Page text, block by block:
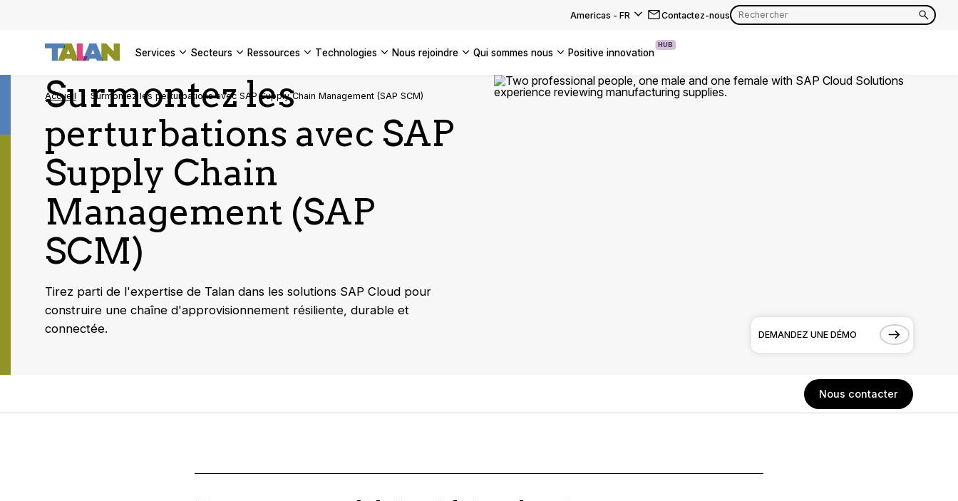
Americas - FR
Americas EN FR
Contactez-nous
services secteurs ressources technologies nous rejoindre qui sommes nous positive innovation
HUB
Accueil Surmontez les perturbations avec SAP Supply Chain Management (SAP SCM)
Surmontez les
perturbations avec SAP
Supply Chain
Management (SAP
SCM)
Tirez parti de l'expertise de Talan dans les solutions SAP Cloud pour
construire une chaîne d'approvisionnement résiliente, durable et
connectée.
DEMANDEZ UNE DÉMO
Nous contacter